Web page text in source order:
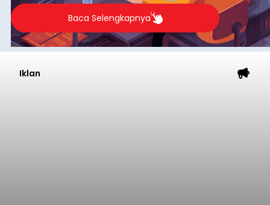
Baca Selengkapnya
Iklan